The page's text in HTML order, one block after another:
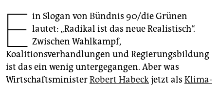
genossenschaft
epaper login
E in Slogan von Bündnis 90/die Grünen
lautet: „Radikal ist das neue Realistisch“.
Zwischen Wahlkampf,
Koalitionsverhandlungen und Regierungsbildung
ist das ein wenig untergegangen. Aber was
WirtschaftsministerRobert Habeckjetzt als Klima-